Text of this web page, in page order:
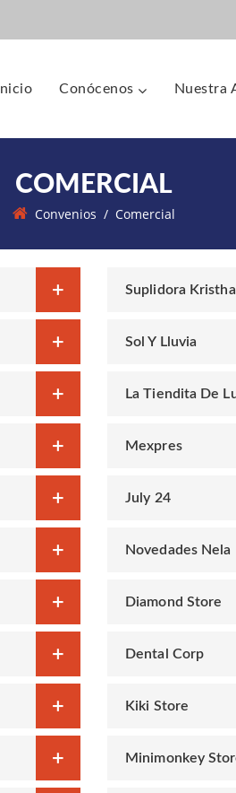
Inicio Conócenos Nuestra
COMERCIAL
Convenios / Comercial
Suplidora Kristha
Sol Y Lluvia
La Tiendita De
Mexpres
July 24
Novedades Nela
Diamond Store
Dental Corp
Kiki Store
Minimonkey